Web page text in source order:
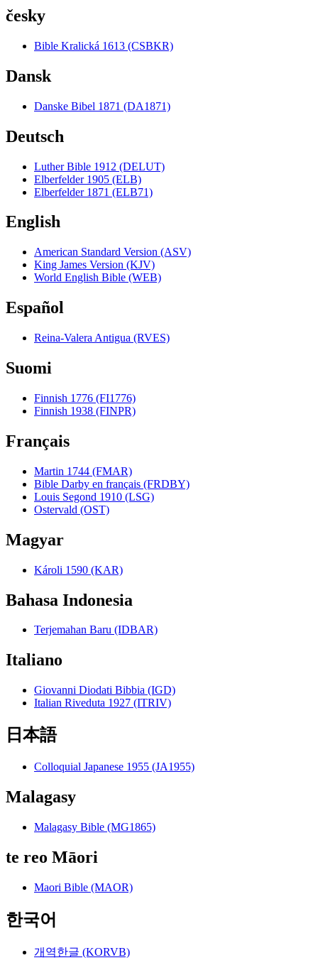
česky
Bible Kralická 1613 (CSBKR)
Dansk
Danske Bibel 1871 (DA1871)
Deutsch
Luther Bible 1912 (DELUT)
Elberfelder 1905 (ELB)
Elberfelder 1871 (ELB71)
English
American Standard Version (ASV)
King James Version (KJV)
World English Bible (WEB)
Español
Reina-Valera Antigua (RVES)
Suomi
Finnish 1776 (FI1776)
Finnish 1938 (FINPR)
Français
Martin 1744 (FMAR)
Bible Darby en français (FRDBY)
Louis Segond 1910 (LSG)
Ostervald (OST)
Magyar
Károli 1590 (KAR)
Bahasa Indonesia
Terjemahan Baru (IDBAR)
Italiano
Giovanni Diodati Bibbia (IGD)
Italian Riveduta 1927 (ITRIV)
日本語
Colloquial Japanese 1955 (JA1955)
Malagasy
Malagasy Bible (MG1865)
te reo Māori
Maori Bible (MAOR)
한국어
개역한글 (KORVB)